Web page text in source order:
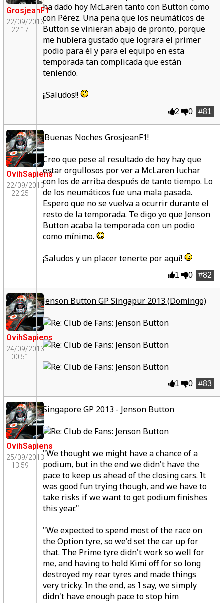
GrosjeanF1
22/09/2013
22:17
ha dado hoy McLaren tanto con Button como
con Pérez. Una pena que los neumáticos de
Button se vinieran abajo de pronto, porque
me hubiera gustado que lograra el primer
podio para él y para el equipo en esta
temporada tan complicada que están
teniendo.
¡¡Saludos!!
#81
2 0
OvihSapiens
22/09/2013
22:25
¡Buenas Noches GrosjeanF1!
Creo que pese al resultado de hoy hay que
estar orgullosos por ver a McLaren luchar
con los de arriba después de tanto tiempo. Lo
de los neumáticos fue una mala pasada.
Espero que no se vuelva a ocurrir durante el
resto de la temporada. Te digo yo que Jenson
Button acaba la temporada con un podio
como mínimo.
¡Saludos y un placer tenerte por aquí!
#82
1 0
OvihSapiens
24/09/2013
00:51
Jenson Button GP Singapur 2013 (Domingo)
#83
1 0
OvihSapiens
25/09/2013
13:59
Singapore GP 2013 - Jenson Button
"We thought we might have a chance of a
podium, but in the end we didn't have the
pace to keep us ahead of the closing cars. It
was good fun trying though, and we have to
take risks if we want to get podium finishes
this year."
"We expected to spend most of the race on
the Option tyre, so we'd set the car up for
that. The Prime tyre didn't work so well for
me, and having to hold Kimi off for so long
destroyed my rear tyres and made things
very tricky. In the end, as I say, we simply
didn't have enough pace to stop him